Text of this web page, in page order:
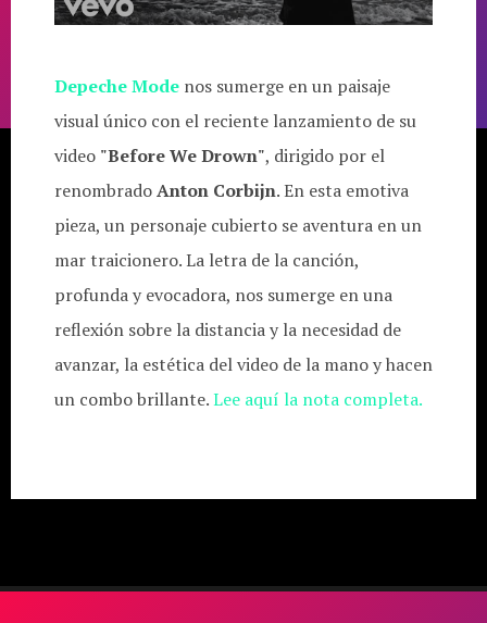
Depeche Mode nos sumerge en un paisaje
visual único con el reciente lanzamiento de su
video "Before We Drown", dirigido por el
renombradoAnton Corbijn. En esta emotiva
pieza, un personaje cubierto se aventura en un
mar traicionero. La letra de la canción,
profunda y evocadora, nos sumerge en una
reflexión sobre la distancia y la necesidad de
avanzar, la estética del video de la mano y hacen
un combo brillante.Lee aquí la nota completa.